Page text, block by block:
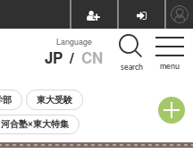
menu
Language
JP / CN search
部 東大受験
河合塾×東大特集
受験 小学校受験